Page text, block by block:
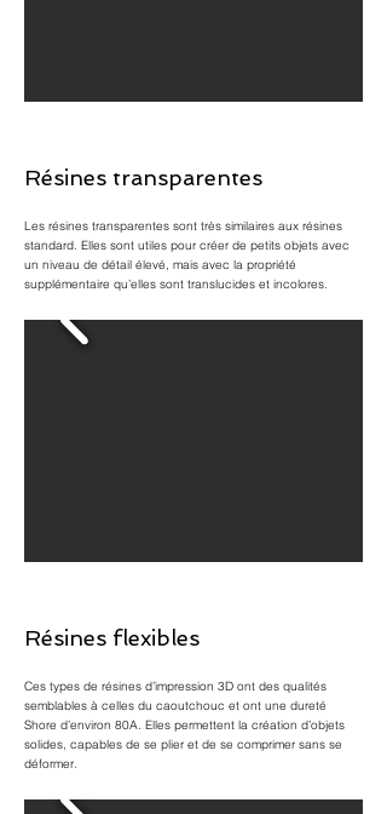
Résines transparentes
Les résines transparentes sont très similaires aux résines
standard. Elles sont utiles pour créer de petits objets avec
un niveau de détail élevé, mais avec la propriété
supplémentaire qu’elles sont translucides et incolores.
Résines flexibles
Ces types de résines d’impression 3D ont des qualités
semblables à celles du caoutchouc et ont une dureté
Shore d’environ 80A. Elles permettent la création d’objets
solides, capables de se plier et de se comprimer sans se
déformer.